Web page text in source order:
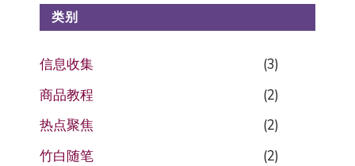
类别
信息收集
(3)
商品教程
(2)
热点聚焦
(2)
竹白随笔
(2)